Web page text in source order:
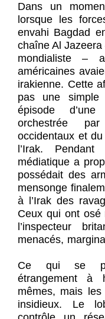
Dans un
lorsque les
envahi Bagdad
chaîne Al
mondialiste –
américaines
irakienne. Cette
pas une simple
épisode
orchestrée
occidentaux et
l’Irak.
médiatique a
possédait des
mensonge
à l’Irak des
Ceux qui ont osé
l’inspecteur
menacés,
Ce qui se
étrangement à
mêmes, mais
insidieux. Le